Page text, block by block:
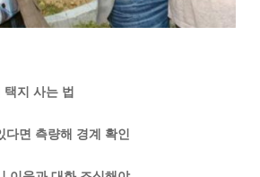
지 사는 법
다면 측량해 경계 확인